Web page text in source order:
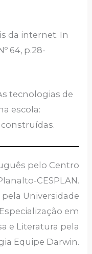
da internet. In
64, p.28-
tecnologias de
escola:
pelo Centro
CESPLAN.
Universidade
em
e Literatura pela
Equipe Darwin.